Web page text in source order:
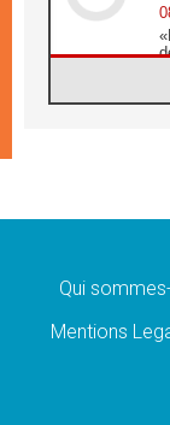
Qui
Mentions